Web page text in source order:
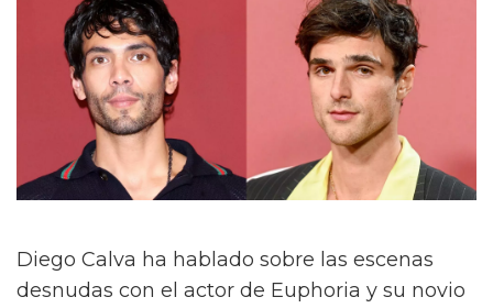
Diego Calva ha hablado sobre las escenas
desnudas con el actor de Euphoria y su novio